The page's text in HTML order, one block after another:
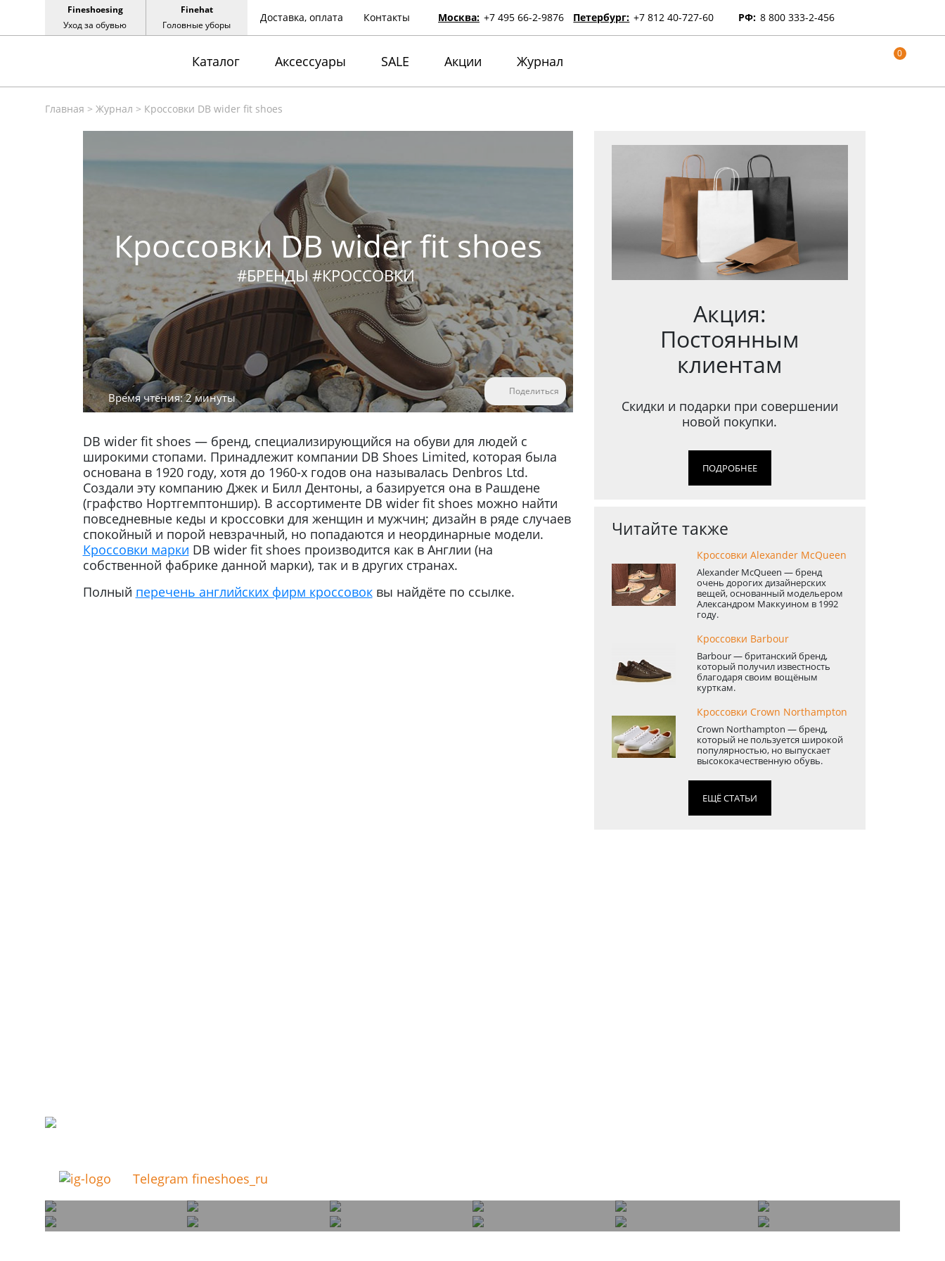
Fineshoesing
Уход за обувью
Finehat
Головные уборы
Доставка, оплата Контакты Москва: +7 495 66-2-9876 Петербург: +7 812 40-727-60 РФ: 8 800 333-2-456
Каталог Аксессуары SALE Акции Журнал 0
Главная > Журнал > Кроссовки DB wider fit shoes
Кроссовки DB wider fit shoes
#БРЕНДЫ#КРОССОВКИ
Время чтения: 2 минуты Поделиться
DB wider fit shoes — бренд, специализирующийся на обуви для людей с
широкими стопами. Принадлежит компании DB Shoes Limited, которая была
основана в 1920 году, хотя до 1960-х годов она называлась Denbros Ltd.
Создали эту компанию Джек и Билл Дентоны, а базируется она в Рашдене
(графство Нортгемптоншир). В ассортименте DB wider fit shoes можно найти
повседневные кеды и кроссовки для женщин и мужчин; дизайн в ряде случаев
спокойный и порой невзрачный, но попадаются и неординарные модели.
Кроссовки марки DB wider fit shoes производится как в Англии (на
собственной фабрике данной марки), так и в других странах.
Полный перечень английских фирм кроссовоквы найдёте по ссылке.
Акция:
Постоянным
клиентам
Скидки и подарки при совершении
новой покупки.
ПОДРОБНЕЕ
Читайте также
Кроссовки Alexander McQueen
Alexander McQueen — бренд
очень дорогих дизайнерских
вещей, основанный модельером
Александром Маккуином в 1992
году.
Кроссовки Barbour
Barbour — британский бренд,
который получил известность
благодаря своим вощёным
курткам.
Кроссовки Crown Northampton
Crown Northampton — бренд,
который не пользуется широкой
популярностью, но выпускает
высококачественную обувь.
ЕЩЁ СТАТЬИ
Telegram fineshoes_ru